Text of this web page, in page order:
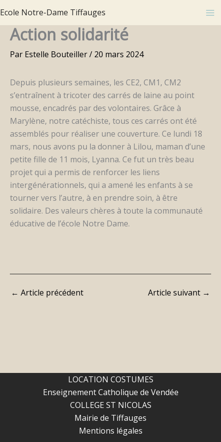
au
contenu
Ecole Notre-Dame Tiffauges
Action solidarité
Par Estelle Bouteiller/ 20 mars 2024
Depuis plusieurs semaines, les CE2, CM1, CM2
s’entraînent à tricoter des carrés de laine au point
mousse, encadrés par des volontaires. Grâce à
Marylène, notre catéchiste, tous ces carrés ont été
assemblés pour réaliser une couverture. Ce lundi 18
mars, nous avons pu la donner à Lilou, maman d’une
petite fille de 11 mois, Lyanna. Ce fut un très beau
projet qui a permis de renforcer les liens
intergénérationnels, qui a amené les enfants à se
tourner vers l’autre, à en prendre soin, à être
solidaire. Des valeurs chères à toute la communauté
éducative de l’école Notre Dame.
← Article précédent Article suivant →
LOCATION COSTUMES
Enseignement Catholique de Vendée
COLLEGE ST NICOLAS
Mairie de Tiffauges
Mentions légales